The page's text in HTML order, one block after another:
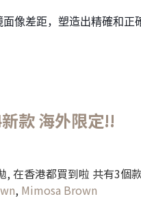
像差距，塑造出精確和正
款 海外限定!!
在香港都買到啦 共有3個
, Mimosa Brown